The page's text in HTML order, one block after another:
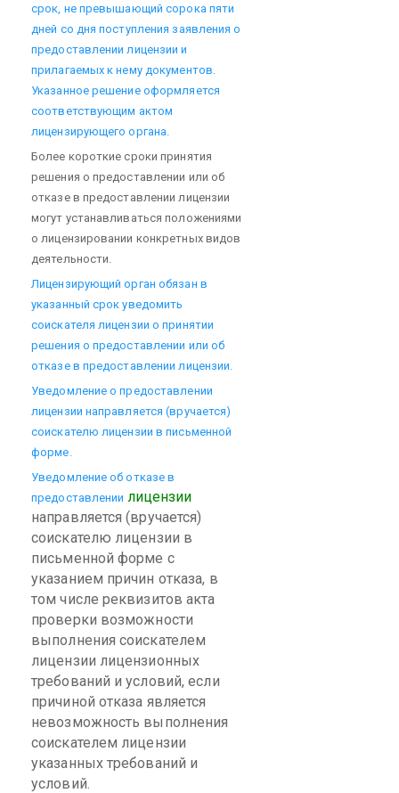
срок, не превышающий сорока пяти
дней со дня поступления заявления о
предоставлении лицензии и
прилагаемых к нему документов.
Указанное решение оформляется
соответствующим актом
лицензирующего органа.
Более короткие сроки принятия
решения о предоставлении или об
отказе в предоставлении лицензии
могут устанавливаться положениями
о лицензировании конкретных видов
деятельности.
Лицензирующий орган обязан в
указанный срок уведомить
соискателя лицензии о принятии
решения о предоставлении или об
отказе в предоставлении лицензии.
Уведомление о предоставлении
лицензии направляется (вручается)
соискателю лицензии в письменной
форме.
Уведомление об отказе в
предоставлении лицензии
направляется (вручается)
соискателю лицензии в
письменной форме с
указанием причин отказа, в
том числе реквизитов акта
проверки возможности
выполнения соискателем
лицензии лицензионных
требований и условий, если
причиной отказа является
невозможность выполнения
соискателем лицензии
указанных требований и
условий.